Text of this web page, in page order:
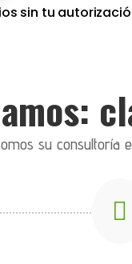
sin tu
su consultoría
